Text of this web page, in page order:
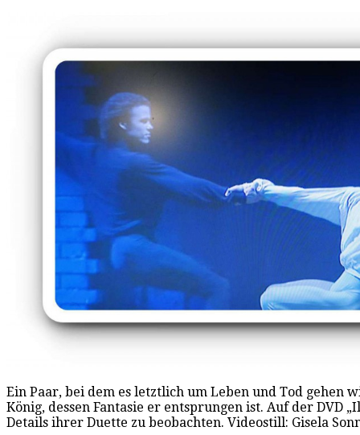
Ein Paar, bei dem es letztlich um Leben und Tod gehen
König, dessen Fantasie er entsprungen ist. Auf der DVD
Details ihrer Duette zu beobachten. Videostill: Gisela